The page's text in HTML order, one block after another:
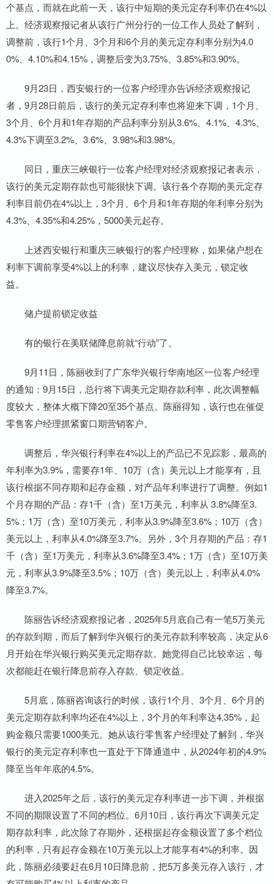
个基点，而就在此前一天，该行中短期的美元定存利率仍在4%以
上。经济观察报记者从该行广州分行的一位工作人员处了解到，
调整前，该行1个月、3个月和6个月的美元定存利率分别为4.0
0%、4.10%和4.15%，调整后变为3.75%、3.85%和3.90%。
9月23日，西安银行的一位客户经理亦告诉经济观察报记
者，9月28日前后，该行的美元定存利率也将迎来下调，1个月、
3个月、6个月和1年存期的产品利率分别从3.6%、4.1%、4.3%、
4.3%下调至3.2%、3.6%、3.98%和3.98%。
同日，重庆三峡银行一位客户经理对经济观察报记者表示，
该行的美元定期存款也可能很快下调。该行各个存期的美元定存
利率目前仍在4%以上，3个月、6个月和1年存期的年利率分别为
4.3%、4.35%和4.25%，5000美元起存。
上述西安银行和重庆三峡银行的客户经理称，如果储户想在
利率下调前享受4%以上的利率，建议尽快存入美元，锁定收
益。
储户提前锁定收益
有的银行在美联储降息前就“行动”了。
9月11日，陈丽收到了广东华兴银行华南地区一位客户经理
的通知：9月15日，总行将下调美元定期存款利率，此次调整幅
度较大，整体大概下降20至35个基点。陈丽得知，该行也在催促
零售客户经理抓紧窗口期营销客户。
调整后，华兴银行利率在4%以上的产品已不见踪影，最高的
年利率为3.9%，需要存1年、10万（含）美元以上才能享有，且
该行根据不同存期和起存金额，对产品年利率进行了调整。例如1
个月存期的产品：存1千（含）至1万美元，利率从 3.8%降至3.
5%；1万（含）至10万美元，利率从3.9%降至3.6%；10万（含）
美元以上，利率从4.0%降至3.7%。另外，3个月存期的产品：存1
千（含）至1万美元，利率从3.6%降至3.4%；1万（含）至10万美
元，利率从3.9%降至3.5%；10万（含）美元以上，利率从4.0%
降至3.7%。
陈丽告诉经济观察报记者，2025年5月底自己有一笔5万美元
的存款到期，而后了解到华兴银行的美元存款利率较高，决定从6
月开始在华兴银行购买美元定期存款。她觉得自己比较幸运，每
次都能赶在银行降息前存入存款、锁定收益。
5月底，陈丽咨询该行的时候，该行1个月、3个月、6个月的
美元定期存款利率均还在4%以上，3个月的年利率达4.35%，起
购金额只需要1000美元。她从该行零售客户经理处了解到，华兴
银行的美元定存利率也一直处于下降通道中，从2024年初的4.9%
降至当年年底的4.5%。
进入2025年之后，该行的美元定存利率进一步下调，并根据
不同的期限设置了不同的档位。6月10日，该行再次下调美元定
期存款利率，此次除了存期外，还根据起存金额设置了多个档位
的利率，只有起存金额在10万美元以上才能享有4%的利率。因
此，陈丽必须要赶在6月10日降息前，把5万多美元存入该行，才